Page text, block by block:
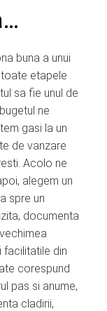
buna a unui
etapele
sa fie unul de
ne
gasi la un
de vanzare
Acolo ne
alegem un
spre un
documenta
facilitatile din
corespund
pas si anume,
cladirii,